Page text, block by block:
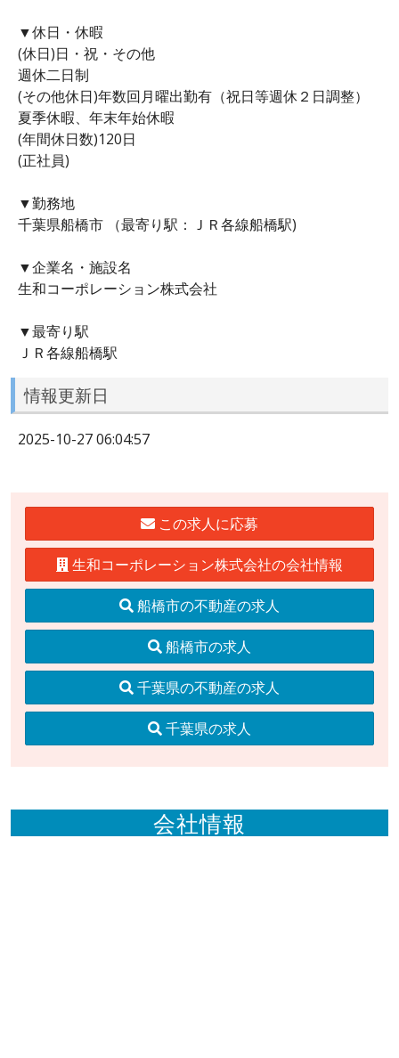
▼休日・休暇
(休日)日・祝・その他
週休二日制
(その他休日)年数回月曜出勤有（祝日等週休２日調整）
夏季休暇、年末年始休暇
(年間休日数)120日
(正社員)
▼勤務地
千葉県船橋市 （最寄り駅：ＪＲ各線船橋駅)
▼企業名・施設名
生和コーポレーション株式会社
▼最寄り駅
ＪＲ各線船橋駅
情報更新日
2025-10-27 06:04:57
この求人に応募
生和コーポレーション株式会社の会社情報
船橋市の不動産の求人
船橋市の求人
千葉県の不動産の求人
千葉県の求人
会社情報